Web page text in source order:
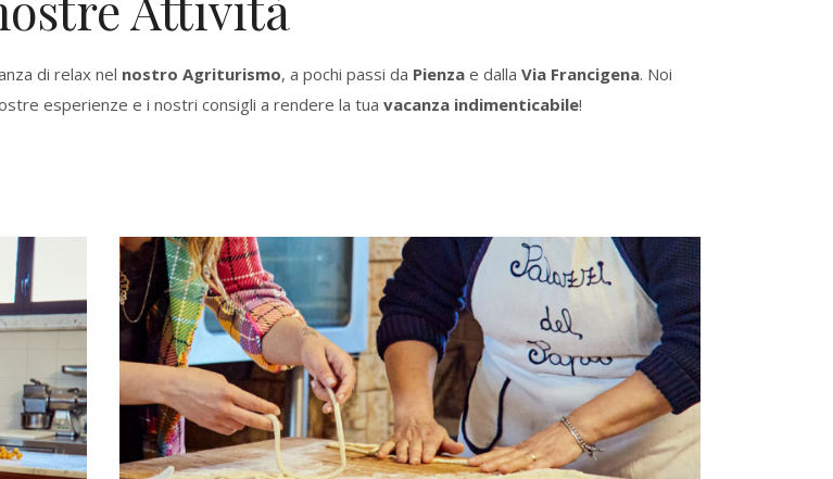
di relax nel nostro Agriturismo, a pochi passi da Pienzae dalla Via Francigena. Noi
esperienze e i nostri consigli a rendere la tua vacanza indimenticabile!